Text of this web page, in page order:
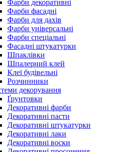
Фарби декоративні
Фарби фасадні
Фарби для дахів
Фарби універсальні
Фарби спеціальні
Фасадні штукатурки
Шпаклівки
Шпалерний клей
Клеї будівельні
Розчинники
декорування
Ґрунтовки
Декоративні фарби
Декоративні пасти
Декоративні штукатурки
Декоративні лаки
Декоративні воски